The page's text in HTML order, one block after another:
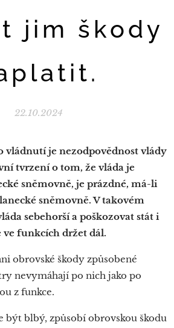
jim škody
22.10.2024
vládnutí je nezodpovědnost vlády
tvrzení o tom, že vláda je
sněmovně, je prázdné, má-li
sněmovně. V takovém
sebehorší a poškozovat stát i
ve funkcích držet dál.
obrovské škody způsobené
nevymáhají po nich jako po
z funkce.
být blbý, způsobí obrovskou škodu